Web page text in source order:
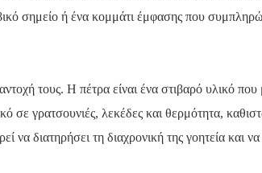
σημείο ή ένα κομμάτι έμφασης που
τους. Η πέτρα είναι ένα στιβαρό υλικό που
σε γρατσουνιές, λεκέδες και θερμότητα,
διατηρήσει τη διαχρονική της γοητεία και